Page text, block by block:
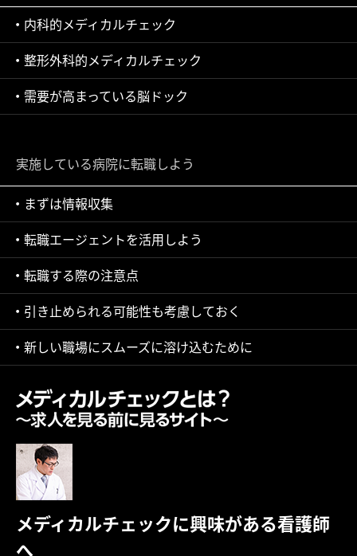
内科的メディカルチェック
整形外科的メディカルチェック
需要が高まっている脳ドック
実施している病院に転職しよう
まずは情報収集
転職エージェントを活用しよう
転職する際の注意点
引き止められる可能性も考慮しておく
新しい職場にスムーズに溶け込むために
メディカルチェックに興味がある看護師
へ